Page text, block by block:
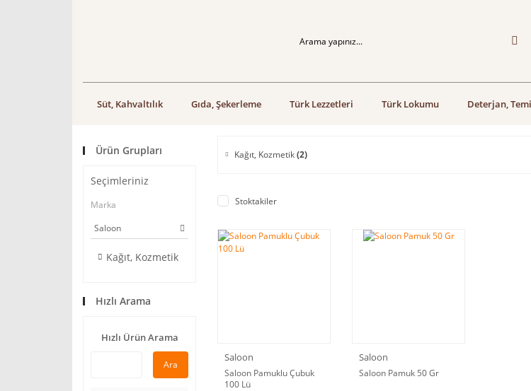
Süt, Kahvaltılık Gıda, Şekerleme Türk Lezzetleri Türk Lokumu Deterjan,
Ürün Grupları
Seçimleriniz
Marka
Saloon
Kağıt, Kozmetik
Hızlı Arama
Hızlı Ürün Arama
Ara
Kağıt, Kozmetik(2)
Stoktakiler
Saloon
Saloon Pamuklu Çubuk
100 Lü
Saloon
Saloon Pamuk 50 Gr